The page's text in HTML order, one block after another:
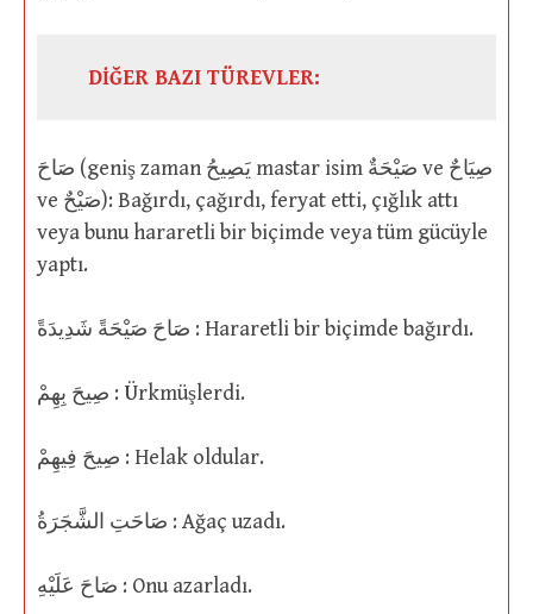
DİĞER BAZI TÜREVLER:
صَاحَ (geniş zaman يَصِيحُ mastar isim صَيْحَةٌ ve صِيَاحٌ
ve صَيْحٌ): Bağırdı, çağırdı, feryat etti, çığlık attı
veya bunu hararetli bir biçimde veya tüm gücüyle
yaptı.
صَاحَ صَيْحَةً شَدِيدَةً : Hararetli bir biçimde bağırdı.
صِيحَ بِهِمْ : Ürkmüşlerdi.
صِيحَ فِيهِمْ : Helak oldular.
صَاحَتِ الشَّجَرَةُ : Ağaç uzadı.
صَاحَ عَلَيْهِ : Onu azarladı.